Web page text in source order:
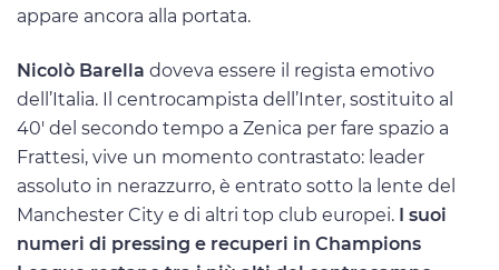
appare ancora alla portata.
Nicolò Barella doveva essere il regista emotivo
dell’Italia. Il centrocampista dell’Inter, sostituito al
40′ del secondo tempo a Zenica per fare spazio a
Frattesi, vive un momento contrastato: leader
assoluto in nerazzurro, è entrato sotto la lente del
Manchester City e di altri top club europei. I suoi
numeri di pressing e recuperi in Champions